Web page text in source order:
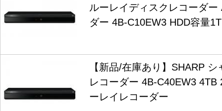
ルーレイディスクレコーダ
ダー 4B-C10EW3 HDD容量
【新品/在庫あり】SHARP
レコーダー 4B-C40EW3 4TB
ーレイレコーダー